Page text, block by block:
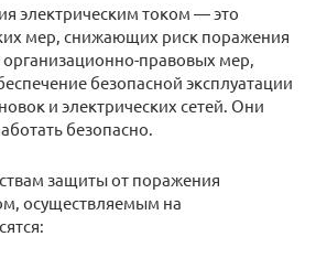
электрическим током — это
мер, снижающих риск поражения
правовых мер,
безопасной эксплуатации
и электрических сетей. Они
безопасно.
защиты от поражения
осуществляемым на